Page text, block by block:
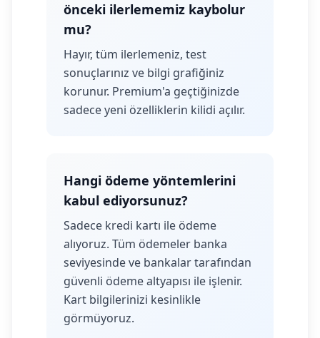
önceki ilerlememiz kaybolur
mu?
Hayır, tüm ilerlemeniz, test
sonuçlarınız ve bilgi grafiğiniz
korunur. Premium'a geçtiğinizde
sadece yeni özelliklerin kilidi açılır.
Hangi ödeme yöntemlerini
kabul ediyorsunuz?
Sadece kredi kartı ile ödeme
alıyoruz. Tüm ödemeler banka
seviyesinde ve bankalar tarafından
güvenli ödeme altyapısı ile işlenir.
Kart bilgilerinizi kesinlikle
görmüyoruz.